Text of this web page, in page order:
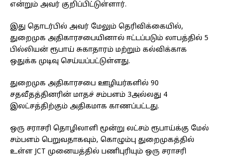
என்றும் அவர் குறிப்பிட்டுள்ளார்.
இது தொடர்பில் அவர் மேலும் தெரிவிக்கையில்,
துறைமுக அதிகாரசபையினால் ஈட்டப்படும் லாபத்தில் 5
பில்லியன் ரூபாய் சுகாதாரம் மற்றும் கல்விக்காக
ஒதுக்க முடிவு செய்யப்பட்டுள்ளது.
துறைமுக அதிகாரசபை ஊழியர்களில் 90
சதவீதத்தினரின் மாதச் சம்பளம் 3அல்லது 4
இலட்சத்திற்கும் அதிகமாக காணப்பட்டது.
ஒரு சராசரி தொழிலாளி மூன்று லட்சம் ரூபாய்க்கு மேல்
சம்பளம் பெறுவதாகவும், கொழும்பு துறைமுகத்தில்
உள்ள JCT முனையத்தில் பணிபுரியும் ஒரு சராசரி